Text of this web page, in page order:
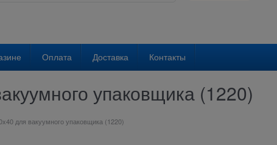
Оплата Доставка Контакты
упаковщика (1220)
для вакуумного упаковщика (1220)